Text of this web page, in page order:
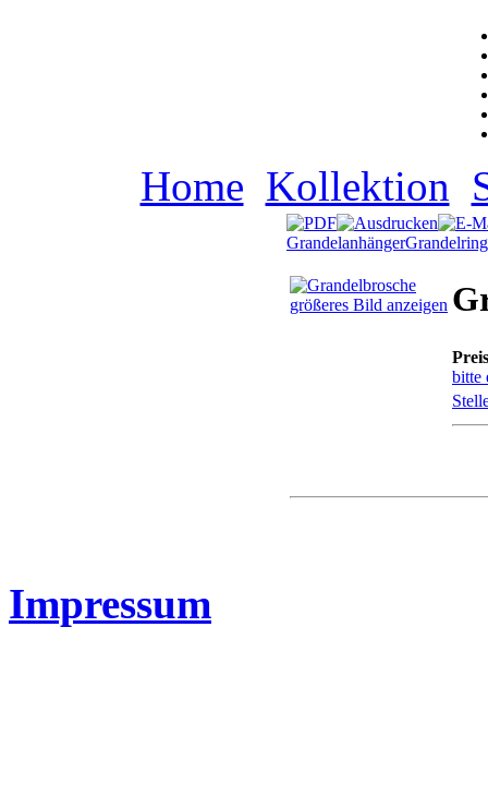
Home Kollektion
GrandelanhängerGrandelring
größeres Bild anzeigen
bitte
Impressum